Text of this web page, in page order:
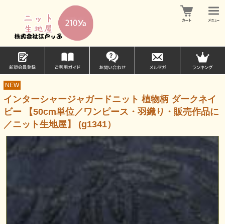
NEW
インターシャージャガードニット 植物柄 ダークネイ
ビー 【50cm単位／ワンピース・羽織り・販売作品に
／ニット生地屋】 (g1341）